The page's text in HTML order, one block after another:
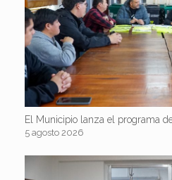
El Municipio lanza el programa
5 agosto 2026